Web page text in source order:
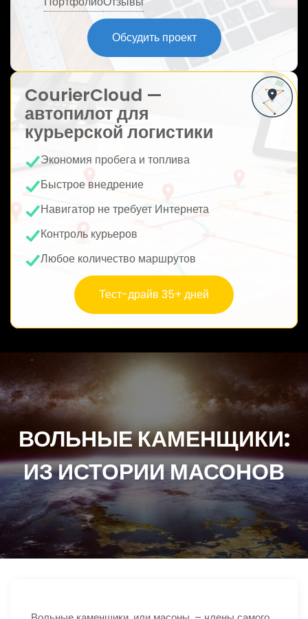
Обсудить проект
CourierCloud —
автопилот для
курьерской логистики
Экономия пробега и топлива
Быстрое внедрение
Навигатор не требует Интернета
Контроль курьеров
Любое количество маршрутов
Тест-драйв 35+ дней
ВОЛЬНЫЕ КАМЕНЩИКИ:
ИЗ ИСТОРИИ МАСОНОВ